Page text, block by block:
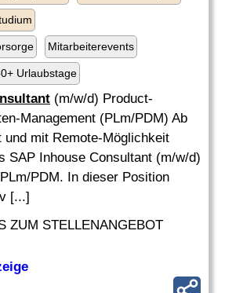
Mitarbeiterevents
Urlaubstage
(m/w/d) Product-
Management (PLm/PDM) Ab
mit Remote-Möglichkeit
SAP Inhouse Consultant (m/w/d)
PDM. In dieser Position
[...]
ZUM STELLENANGEBOT